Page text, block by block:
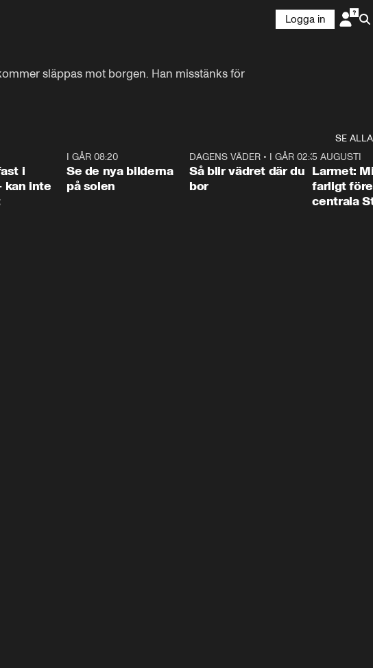
Logga in
släppas mot borgen. Han misstänks för
SE ALLA
i
kan inte
I GÅR 08:20
Se de nya bilderna
på solen
1:06
DAGENS VÄDER • I GÅR 02:30
Så blir vädret där du
bor
5 AUGUSTI
Larmet:
farligt
centrala